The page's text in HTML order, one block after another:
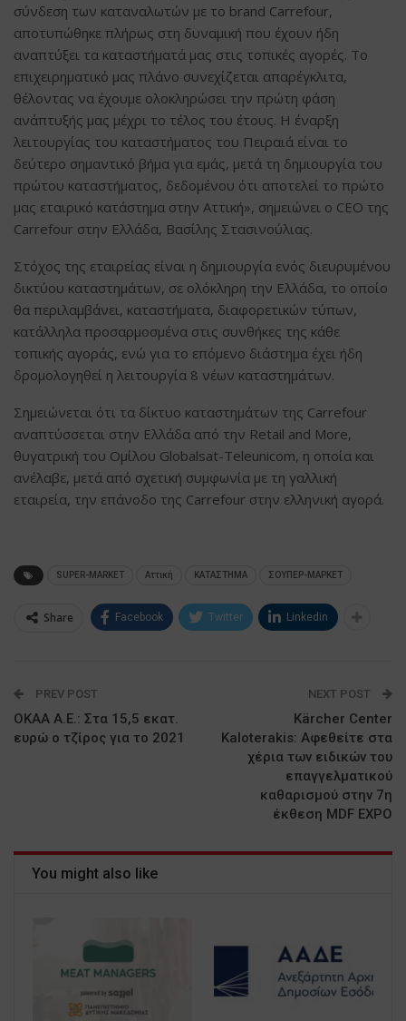
σύνδεση των καταναλωτών με το brand Carrefour,
αποτυπώθηκε πλήρως στη δυναμική που έχουν ήδη
αναπτύξει τα καταστήματά μας στις τοπικές αγορές. Το
επιχειρηματικό μας πλάνο συνεχίζεται απαρέγκλιτα,
θέλοντας να έχουμε ολοκληρώσει την πρώτη φάση
ανάπτυξής μας μέχρι το τέλος του έτους. Η έναρξη
λειτουργίας του καταστήματος του Πειραιά είναι το
δεύτερο σημαντικό βήμα για εμάς, μετά τη δημιουργία του
πρώτου καταστήματος, δεδομένου ότι αποτελεί το πρώτο
μας εταιρικό κατάστημα στην Αττική», σημειώνει ο CEO της
Carrefour στην Ελλάδα, Βασίλης Στασινούλιας.
Στόχος της εταιρείας είναι η δημιουργία ενός διευρυμένου
δικτύου καταστημάτων, σε ολόκληρη την Ελλάδα, το οποίο
θα περιλαμβάνει, καταστήματα, διαφορετικών τύπων,
κατάλληλα προσαρμοσμένα στις συνθήκες της κάθε
τοπικής αγοράς, ενώ για το επόμενο διάστημα έχει ήδη
δρομολογηθεί η λειτουργία 8 νέων καταστημάτων.
Σημειώνεται ότι τα δίκτυο καταστημάτων της Carrefour
αναπτύσσεται στην Ελλάδα από την Retail and More,
θυγατρική του Ομίλου Globalsat-Teleunicom, η οποία και
ανέλαβε, μετά από σχετική συμφωνία με τη γαλλική
εταιρεία, την επάνοδο της Carrefour στην ελληνική αγορά.
SUPER-MARKET Αττική ΚΑΤΑΣΤΗΜΑ ΣΟΥΠΕΡ-ΜΑΡΚΕΤ
Share Facebook Twitter Linkedin
PREV POST
ΟΚΑΑ Α.Ε.: Στα 15,5 εκατ.
ευρώ ο τζίρος για το 2021
NEXT POST
Kärcher Center
Kaloterakis: Αφεθείτε στα
χέρια των ειδικών του
επαγγελματικού
καθαρισμού στην 7η
έκθεση MDF EXPO
You might also like